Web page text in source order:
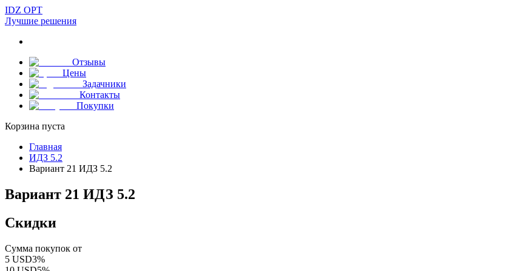
IDZ OPT
Лучшие решения
Отзывы
Цены
Задачники
Контакты
Покупки
Корзина пуста
Главная
ИДЗ 5.2
Вариант 21 ИДЗ 5.2
Вариант 21 ИДЗ 5.2
Скидки
Сумма покупок от
5 USD3%